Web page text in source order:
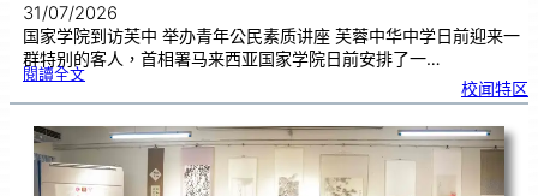
31/07/2026
国家学院到访芙中 举办青年公民素质讲座 芙蓉中华中学日前迎来一
群特别的客人，首相署马来西亚国家学院日前安排了一…
閱讀全文:努
国
学
院
到
访
中
分
享
青
校闻特区